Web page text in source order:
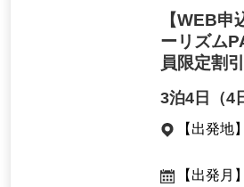
【WEB申
ーリズム
員限定割引
3泊4日（4
【出発地】
【出発月】